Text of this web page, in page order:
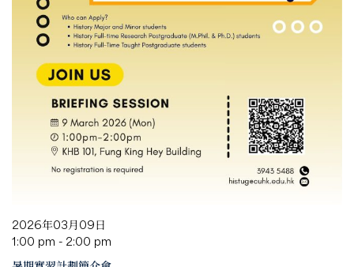
2026年03月09日
1:00 pm - 2:00 pm